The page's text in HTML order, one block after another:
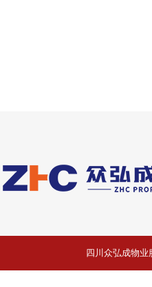
四川众弘成物